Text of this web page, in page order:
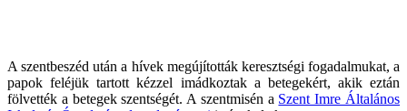
A szentbeszéd után a hívek megújították keresztségi fogadalmukat, a
papok feléjük tartott kézzel imádkoztak a betegekért, akik eztán
fölvették a betegek szentségét. A szentmisén a Szent Imre Általános